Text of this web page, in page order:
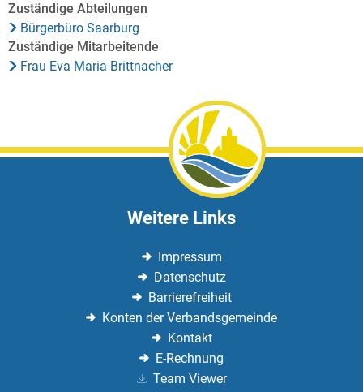
Zuständige Abteilungen
Bürgerbüro Saarburg
Zuständige Mitarbeitende
Frau Eva Maria Brittnacher
Weitere Links
Impressum
Datenschutz
Barrierefreiheit
Konten der Verbandsgemeinde
Kontakt
E-Rechnung
Team Viewer